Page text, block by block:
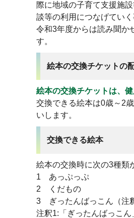
際に地域の子育て支援施
談等の利用につなげてい
令和3年度からは読み聞か
す。
絵本の交換チケットの
絵本の交換チケットは、
交換できる絵本は0歳～2
いします。
交換できる絵本
絵本の交換時に次の3種類
1 あっぷっぷ
2 くだもの
3 ぎったんばっこん（注
注釈1:「ぎったんばっこ